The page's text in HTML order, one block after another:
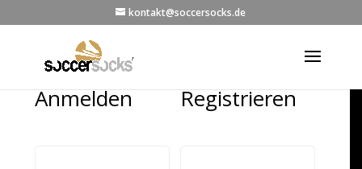
kontakt@soccersocks.de
Anmelden Registrieren